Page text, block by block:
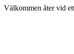
Välkommen åter vid